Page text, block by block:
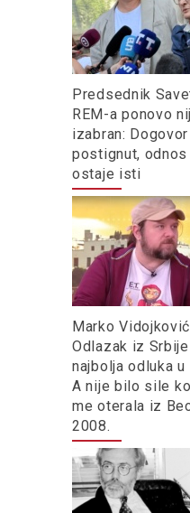
Predsednik
REM-a ponovo
izabran:
postignut, odnos
ostaje isti
Marko
Odlazak iz
najbolja odluka u
A nije bilo sile
me oterala iz
2008.